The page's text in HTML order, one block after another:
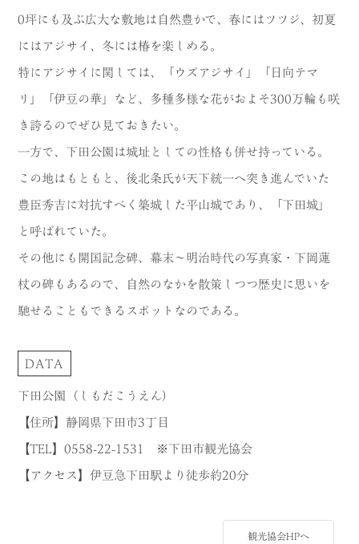
0坪にも及ぶ広大な敷地は自然豊かで、春にはツツジ、初夏
にはアジサイ、冬には椿を楽しめる。
特にアジサイに関しては、「ウズアジサイ」「日向テマ
リ」「伊豆の華」など、多種多様な花がおよそ300万輪も咲
き誇るのでぜひ見ておきたい。
一方で、下田公園は城址としての性格も併せ持っている。
この地はもともと、後北条氏が天下統一へ突き進んでいた
豊臣秀吉に対抗すべく築城した平山城であり、「下田城」
と呼ばれていた。
その他にも開国記念碑、幕末～明治時代の写真家・下岡蓮
杖の碑もあるので、自然のなかを散策しつつ歴史に思いを
馳せることもできるスポットなのである。
DATA
下田公園（しもだこうえん）
【住所】静岡県下田市3丁目
【TEL】0558-22-1531 ※下田市観光協会
【アクセス】伊豆急下田駅より徒歩約20分
観光協会HPへ